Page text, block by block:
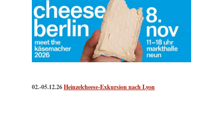
02.-05.12.26Heinzelcheese-Exkursion nach Lyon